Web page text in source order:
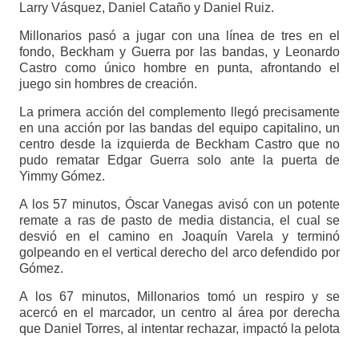
Larry Vásquez, Daniel Cataño y Daniel Ruiz.
Millonarios pasó a jugar con una línea de tres en el
fondo, Beckham y Guerra por las bandas, y Leonardo
Castro como único hombre en punta, afrontando el
juego sin hombres de creación.
La primera acción del complemento llegó precisamente
en una acción por las bandas del equipo capitalino, un
centro desde la izquierda de Beckham Castro que no
pudo rematar Edgar Guerra solo ante la puerta de
Yimmy Gómez.
A los 57 minutos, Óscar Vanegas avisó con un potente
remate a ras de pasto de media distancia, el cual se
desvió en el camino en Joaquín Varela y terminó
golpeando en el vertical derecho del arco defendido por
Gómez.
A los 67 minutos, Millonarios tomó un respiro y se
acercó en el marcador, un centro al área por derecha
que Daniel Torres, al intentar rechazar, impactó la pelota